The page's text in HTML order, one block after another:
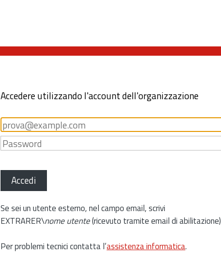
Accedere utilizzando l'account dell'organizzazione
Accedi
Se sei un utente esterno, nel campo email, scrivi
EXTRARER\nome utente(ricevuto tramite email di abilitazione)
Per problemi tecnici contatta l’assistenza informatica.